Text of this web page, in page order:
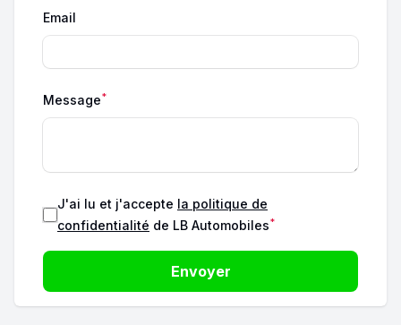
Email
Message*
J'ai lu et j'accepte la politique de
confidentialité de LB Automobiles*
Envoyer